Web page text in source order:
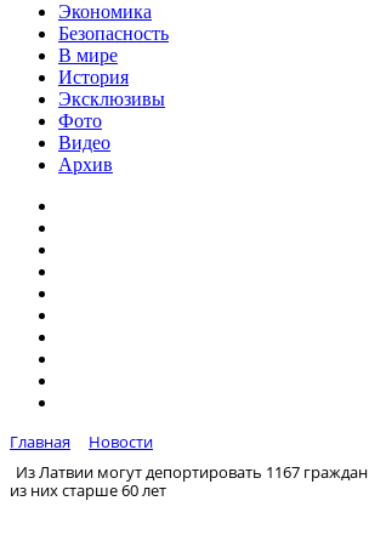
Экономика
Безопасность
В мире
История
Эксклюзивы
Фото
Видео
Архив
Главная
Новости
Из Латвии могут депортировать 1167
из них старше 60 лет